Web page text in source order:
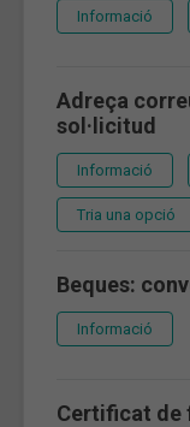
Informació
Adreça
sol·licitud
Informació
Tria una opció
Beques:
Informació
Certificat de